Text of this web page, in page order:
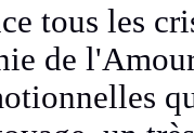
tous les
de